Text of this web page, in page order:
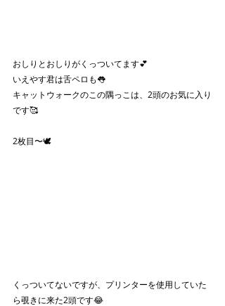
おしりとおしりがくっついてます💕
いえやす君は舌ペロも👅
キャットウォークのこの隅っこは、2頭のお気に入り
です🥰
2枚目〜🕊
くっついてないですが、プリンターを使用していた
ら覗きに来た2頭です😂